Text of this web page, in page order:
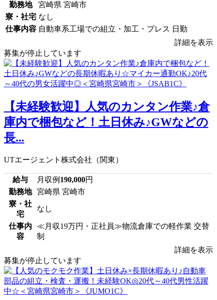
勤務地
宮崎県 宮崎市
寮・社宅 なし
仕事内容 自動車系工場での組立・加工・プレス 日勤
詳細を表示
募集が停止しています
【未経験歓迎】人気のカンタン作業♪倉
庫内で梱包など！土日休み♪GWなどの
長...
UTエージェント株式会社（関東）
給与 月収例 190,000円
勤務地
宮崎県 宮崎市
寮・社
宅
なし
仕事内
容
≪月収19万円・正社員≫物流倉庫での軽作業 交替
制
詳細を表示
募集が停止しています